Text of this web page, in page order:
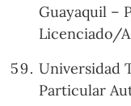
Guayaquil –
Licenciado/
Universidad
Particular